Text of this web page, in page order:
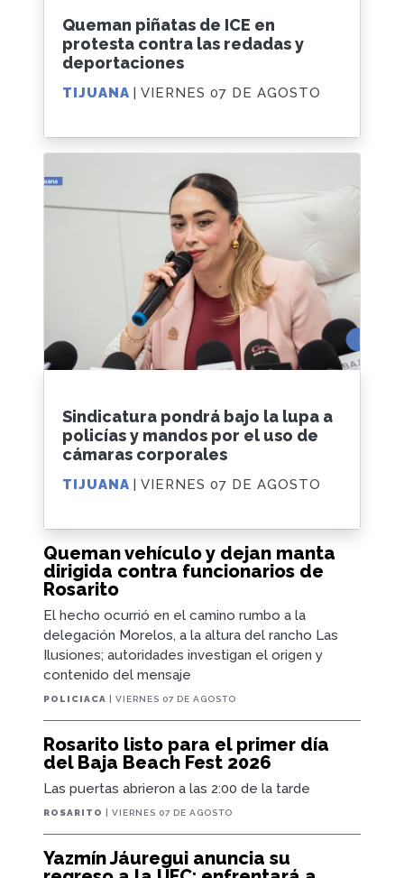
Queman vehículo y dejan manta
dirigida contra funcionarios de
Rosarito
El hecho ocurrió en el camino rumbo a la
delegación Morelos, a la altura del rancho Las
Ilusiones; autoridades investigan el origen y
contenido del mensaje
POLICIACA | VIERNES 07 DE AGOSTO
Rosarito listo para el primer día
del Baja Beach Fest 2026
Las puertas abrieron a las 2:00 de la tarde
ROSARITO | VIERNES 07 DE AGOSTO
Yazmín Jáuregui anuncia su
Queman piñatas de ICE en
protesta contra las redadas y
deportaciones
TIJUANA | VIERNES 07 DE AGOSTO
Sindicatura pondrá bajo la lupa a
policías y mandos por el uso de
cámaras corporales
TIJUANA | VIERNES 07 DE AGOSTO